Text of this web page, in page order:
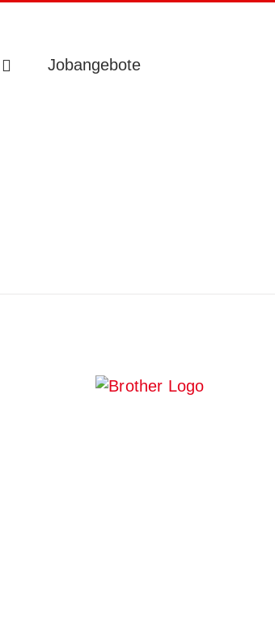
Jobangebote